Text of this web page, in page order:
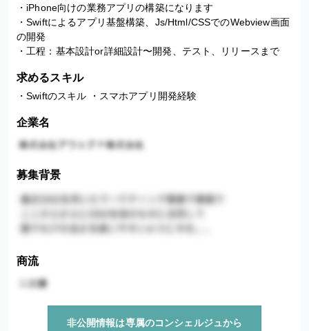
・iPhone向けの業務アプリの構築になります
・Swiftによるアプリ基盤構築、Js/Html/CSSでのWebview画面
の開発
求めるスキル
・Swiftのスキル ・スマホアプリ開発経験
企業名
募集背景
商流
非公開情報は専属のコンシェルジュから